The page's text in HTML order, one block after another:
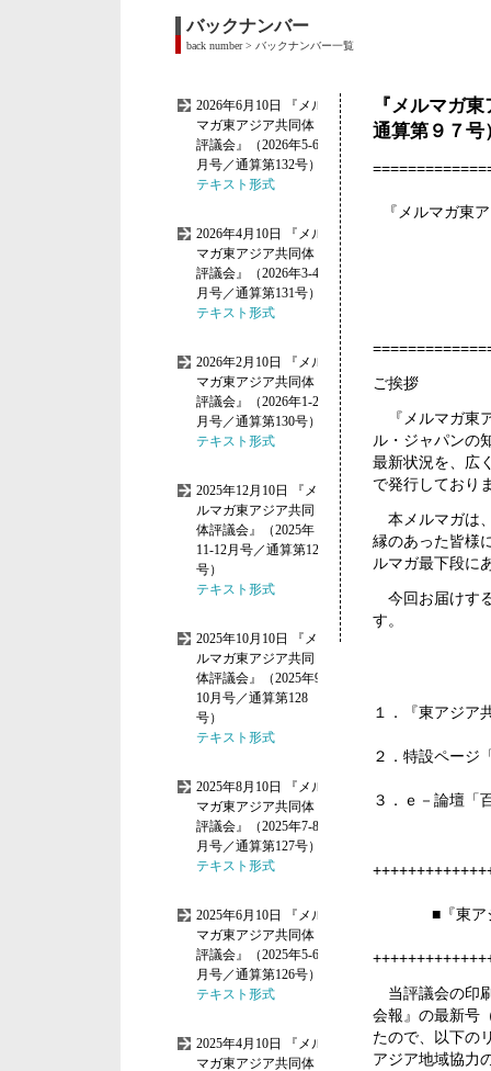
バックナンバー
back number > バックナンバー一覧
『メルマガ
通算第９７号
『メルマガ東
ご挨拶
『メルマガ東
ル・ジャパンの
最新状況を、広
で発行しており
本メルマガは
縁のあった皆様
ルマガ最下段に
今回お届けす
す。
１．『東アジア
２．特設ページ
３．ｅ－論壇「
■『東ア
当評議会の印
会報』の最新号
たので、以下の
アジア地域協力